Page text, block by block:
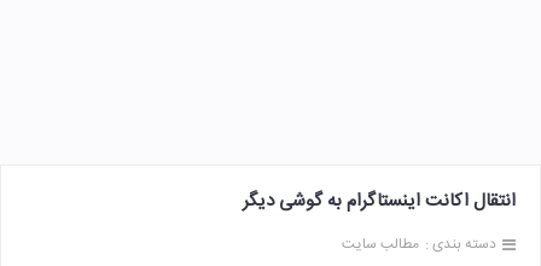
انتقال اکانت اینستاگرام به گوشی دیگر
دسته بندی : مطالب سایت